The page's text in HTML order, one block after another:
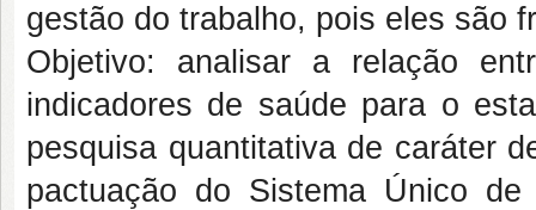
gestão do trabalho, pois eles são
Objetivo: analisar a relação
indicadores de saúde para o
pesquisa quantitativa de caráter
pactuação do Sistema Único